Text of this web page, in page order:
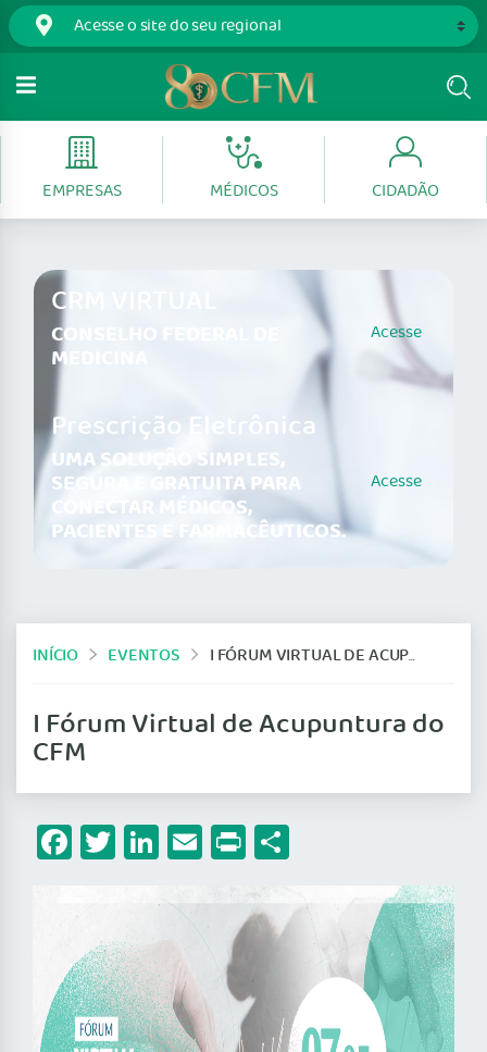
EMPRESAS MÉDICOS CIDADÃO
CRM VIRTUAL
CONSELHO FEDERAL DE
MEDICINA
Acesse
Prescrição Eletrônica
UMA SOLUÇÃO SIMPLES,
SEGURA E GRATUITA PARA
CONECTAR MÉDICOS,
PACIENTES E FARMACÊUTICOS.
Acesse
INÍCIO EVENTOS I FÓRUM VIRTUAL DE ACUPUNTURA DO CFM
I Fórum Virtual de Acupuntura do
CFM
Facebook
Twitter
LinkedIn
Email
Print